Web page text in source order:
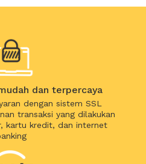
dan terpercaya
dengan sistem SSL
transaksi yang dilakukan
kartu kredit, dan internet